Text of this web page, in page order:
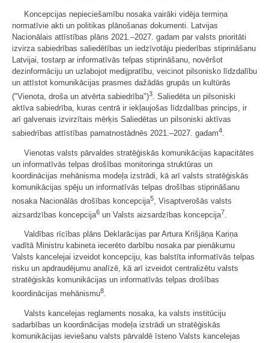
Koncepcijas nepieciešamību nosaka vairāki vidēja termiņa
normatīvie akti un politikas plānošanas dokumenti. Latvijas
Nacionālais attīstības plāns 2021.–2027. gadam par valsts prioritāti
izvirza sabiedrības saliedētības un iedzīvotāju piederības stiprināšanu
Latvijai, tostarp ar informatīvās telpas stiprināšanu, novēršot
dezinformāciju un uzlabojot medijpratību, veicinot pilsonisko līdzdalību
un attīstot komunikācijas prasmes dažādās grupās un kultūrās
("Vienota, droša un atvērta sabiedrība")3. Saliedēta un pilsoniski
aktīva sabiedrība, kuras centrā ir iekļaujošas līdzdalības princips, ir
arī galvenais izvirzītais mērķis Saliedētas un pilsoniski aktīvas
sabiedrības attīstības pamatnostādnēs 2021.–2027. gadam4.
Vienotas valsts pārvaldes stratēģiskās komunikācijas kapacitātes
un informatīvās telpas drošības monitoringa struktūras un
koordinācijas mehānisma modeļa izstrādi, kā arī valsts stratēģiskās
komunikācijas spēju un informatīvās telpas drošības stiprināšanu
nosaka Nacionālās drošības koncepcija5
, Visaptverošās valsts
aizsardzības koncepcija6 un Valsts aizsardzības koncepcija7.
Valdības rīcības plāns Deklarācijas par Artura Krišjāņa Kariņa
vadītā Ministru kabineta iecerēto darbību nosaka par pienākumu
Valsts kancelejai izveidot koncepciju, kas balstīta informatīvās telpas
risku un apdraudējumu analīzē, kā arī izveidot centralizētu valsts
stratēģiskās komunikācijas un informatīvās telpas drošības
koordinācijas mehānismu8.
Valsts kancelejas reglaments nosaka, ka valsts institūciju
sadarbības un koordinācijas modeļa izstrādi un stratēģiskās
komunikācijas ieviešanu valsts pārvaldē īsteno Valsts kancelejas